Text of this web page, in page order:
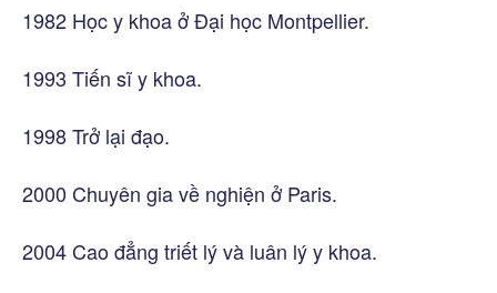
1982 Học y khoa ở Đại học Montpellier.
1993 Tiến sĩ y khoa.
1998 Trở lại đạo.
2000 Chuyên gia về nghiện ở Paris.
2004 Cao đẳng triết lý và luân lý y khoa.